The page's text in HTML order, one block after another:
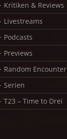
Kritiken & Reviews
Livestreams
Podcasts
Previews
Random Encounter
Serien
T23 – Time to Drei